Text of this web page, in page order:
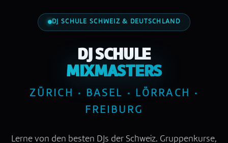
DJ SCHULE SCHWEIZ & DEUTSCHLAND
DJ SCHULE
MIXMASTERS
ZÜRICH · BASEL · LÖRRACH ·
FREIBURG
Lerne von den besten DJs der Schweiz. Gruppenkurse,